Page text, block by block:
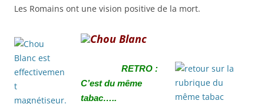
Les Romains ont une vision positive de la mort.
Chou Blanc
RETRO :
C’est du même
tabac…..